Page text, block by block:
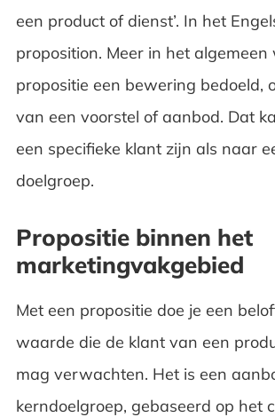
Propositie in je marketingplan
een product of dienst’. In het
proposition. Meer in het
propositie een bewering bedoeld,
van een voorstel of aanbod. Dat
een specifieke klant zijn als naar
doelgroep.
Propositie binnen het
marketingvakgebied
Met een propositie doe je een
waarde die de klant van een
mag verwachten. Het is een
kerndoelgroep, gebaseerd op het